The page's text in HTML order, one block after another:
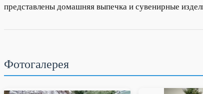
представлены домашняя выпечка и сувенирные
Фотогалерея